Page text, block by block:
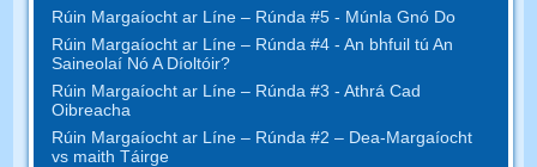
Rúin Margaíocht ar Líne – Rúnda #5 - Múnla Gnó Do
Rúin Margaíocht ar Líne – Rúnda #4 - An bhfuil tú An
Saineolaí Nó A Díoltóir?
Rúin Margaíocht ar Líne – Rúnda #3 - Athrá Cad
Oibreacha
Rúin Margaíocht ar Líne – Rúnda #2 – Dea-Margaíocht
vs maith Táirge